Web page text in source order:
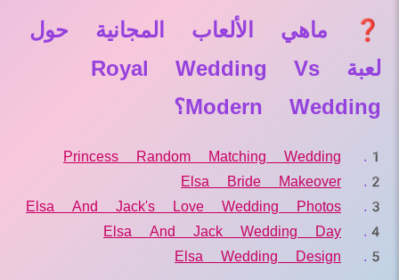
❓ ماهي الألعاب المجانية حول
لعبة Royal Wedding Vs
Modern Wedding؟
Princess Random Matching Wedding
Elsa Bride Makeover
Elsa And Jack's Love Wedding Photos
Elsa And Jack Wedding Day
Elsa Wedding Design